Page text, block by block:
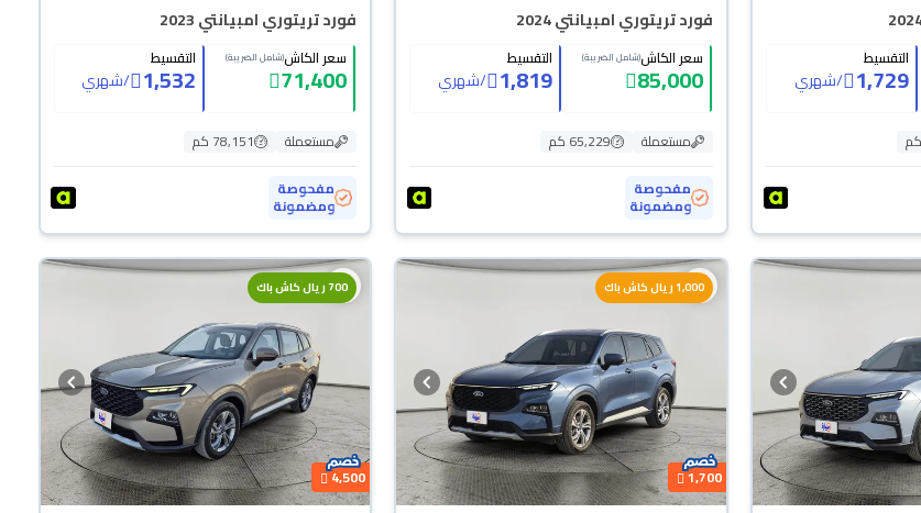
التقسيط
1,729
/شهري
فورد تريتوري امبيانتي 2024
سعر الكاش(شامل الضريبة)
85,000
التقسيط
1,819
/شهري
مستعملة
65,229 كم
مفحوصة
ومضمونة
فورد تريتوري امبيانتي 2023
سعر الكاش(شامل الضريبة)
71,400
التقسيط
1,532
/شهري
مستعملة
78,151 كم
مفحوصة
ومضمونة
1,000 ريال كاش باك
1,700
700 ريال كاش باك
4,500